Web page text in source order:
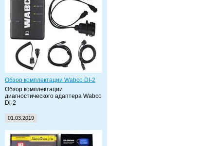
Обзор комплектации Wabco DI-2
Обзор комплектации
диагностического адаптера Wabco
Di-2
01.03.2019